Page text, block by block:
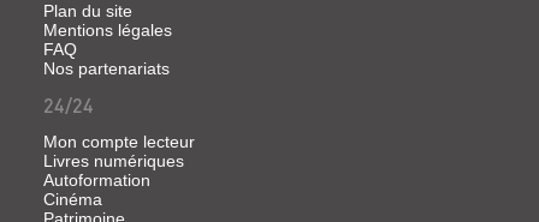
Plan du site
Mentions légales
FAQ
Nos partenariats
24/24
Mon compte lecteur
Livres numériques
Autoformation
Cinéma